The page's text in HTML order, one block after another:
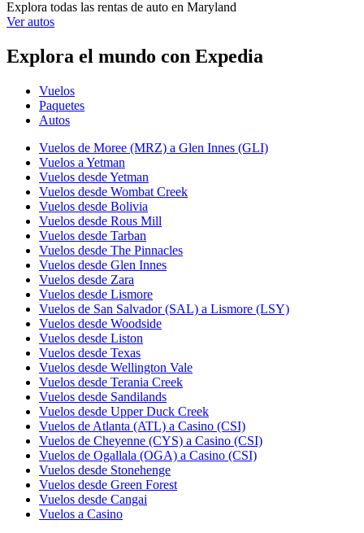
Explora todas las rentas de auto en Maryland
Ver autos
Explora el mundo con Expedia
Vuelos
Paquetes
Autos
Vuelos de Moree (MRZ) a Glen Innes (GLI)
Vuelos a Yetman
Vuelos desde Yetman
Vuelos desde Wombat Creek
Vuelos desde Bolivia
Vuelos desde Rous Mill
Vuelos desde Tarban
Vuelos desde The Pinnacles
Vuelos desde Glen Innes
Vuelos desde Zara
Vuelos desde Lismore
Vuelos de San Salvador (SAL) a Lismore (LSY)
Vuelos desde Woodside
Vuelos desde Liston
Vuelos desde Texas
Vuelos desde Wellington Vale
Vuelos desde Terania Creek
Vuelos desde Sandilands
Vuelos desde Upper Duck Creek
Vuelos de Atlanta (ATL) a Casino (CSI)
Vuelos de Cheyenne (CYS) a Casino (CSI)
Vuelos de Ogallala (OGA) a Casino (CSI)
Vuelos desde Stonehenge
Vuelos desde Green Forest
Vuelos desde Cangai
Vuelos a Casino